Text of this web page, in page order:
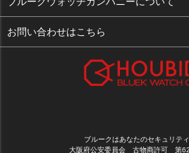
修理依頼
お気に入り
会社概要
お問い合わせはこちら
ブルークはあなたのセキュリテ
大阪府公安委員会 古物商許可 第